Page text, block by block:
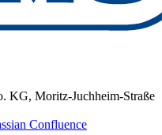
KG, Moritz-Juchheim-Straße
Confluence